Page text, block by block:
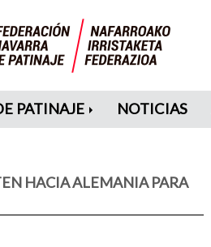
PATINAJE NOTICIAS
HACIA ALEMANIA PARA